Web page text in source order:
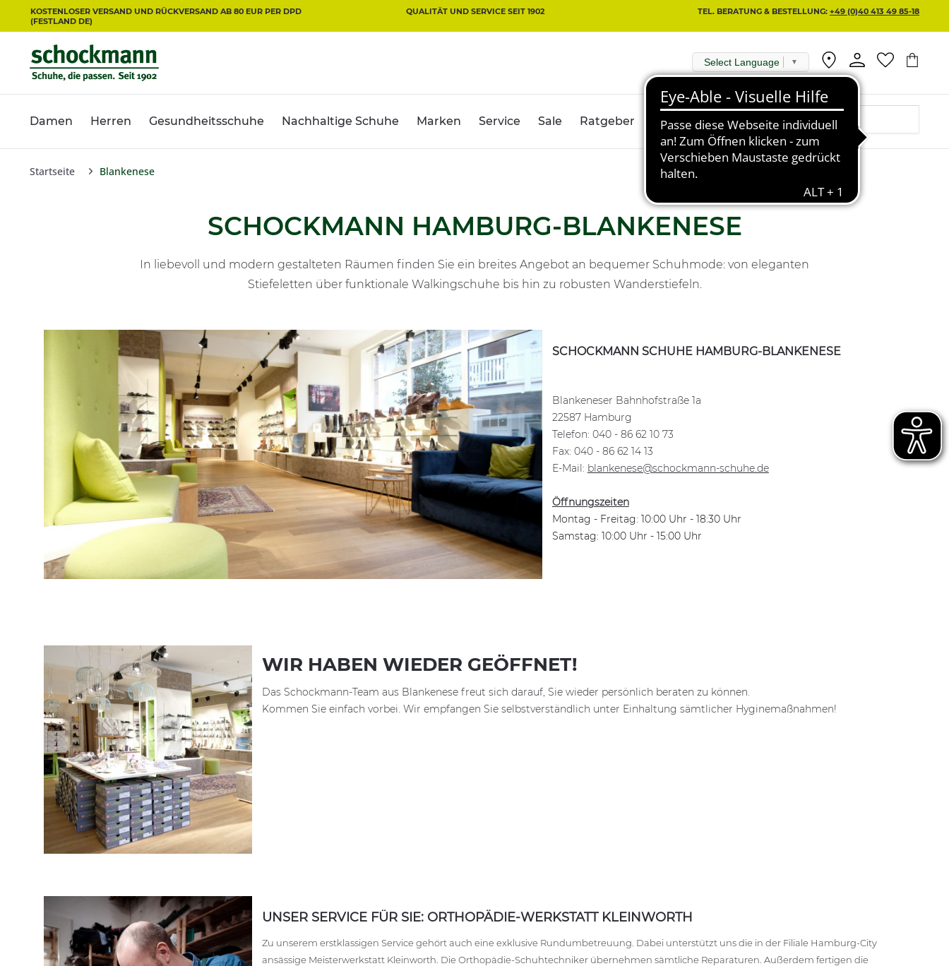
KOSTENLOSER VERSAND UND RÜCKVERSAND AB 80 EUR PER DPD
(FESTLAND DE)
QUALITÄT UND SERVICE SEIT 1902 TEL. BERATUNG & BESTELLUNG: +49 (0)40 413 49 85-18
Select Language ▼
Damen Herren Gesundheitsschuhe Nachhaltige Schuhe Marken Service Sale Ratgeber
Startseite Blankenese
SCHOCKMANN HAMBURG-BLANKENESE
In liebevoll und modern gestalteten Räumen finden Sie ein breites Angebot an bequemer Schuhmode: von eleganten
Stiefeletten über funktionale Walkingschuhe bis hin zu robusten Wanderstiefeln.
SCHOCKMANN SCHUHE HAMBURG-BLANKENESE
Blankeneser Bahnhofstraße 1a
22587 Hamburg
Telefon: 040 - 86 62 10 73
Fax: 040 - 86 62 14 13
E-Mail: blankenese@schockmann-schuhe.de
Öffnungszeiten
Montag - Freitag: 10:00 Uhr - 18:30 Uhr
Samstag: 10:00 Uhr - 15:00 Uhr
WIR HABEN WIEDER GEÖFFNET!
Das Schockmann-Team aus Blankenese freut sich darauf, Sie wieder persönlich beraten zu können.
Kommen Sie einfach vorbei. Wir empfangen Sie selbstverständlich unter Einhaltung sämtlicher Hyginemaßnahmen!
UNSER SERVICE FÜR SIE: ORTHOPÄDIE-WERKSTATT KLEINWORTH
Zu unserem erstklassigen Service gehört auch eine exklusive Rundumbetreuung. Dabei unterstützt uns die in der Filiale Hamburg-City
ansässige Meisterwerkstatt Kleinworth. Die Orthopädie-Schuhtechniker übernehmen sämtliche Reparaturen. Außerdem fertigen die